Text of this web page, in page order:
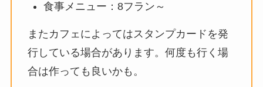
食事メニュー：8フラン～
またカフェによってはスタンプカードを発
行している場合があります。何度も行く場
合は作っても良いかも。